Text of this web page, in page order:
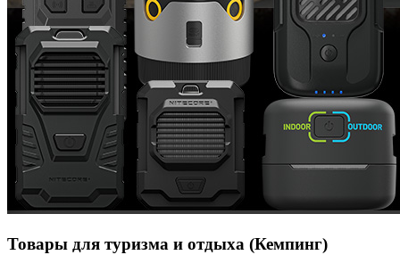
Товары для туризма и отдыха (Кемпинг)